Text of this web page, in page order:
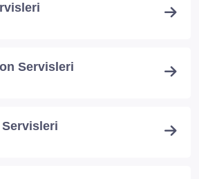
Servisleri